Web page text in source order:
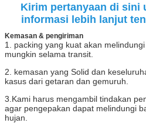
Kirim pertanyaan di sini
informasi lebih lanjut
Kemasan & pengiriman
1. packing yang kuat akan
mungkin selama transit.
2. kemasan yang Solid dan
kasus dari getaran dan gemuruh.
3.Kami harus mengambil tindakan
agar pengepakan dapat melindungi
hujan.